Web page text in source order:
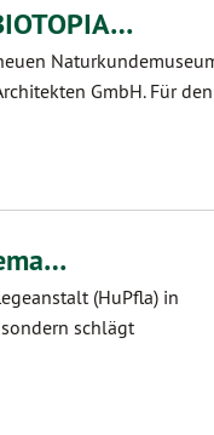
GmbH. Für den
(HuPfla) in
schlägt